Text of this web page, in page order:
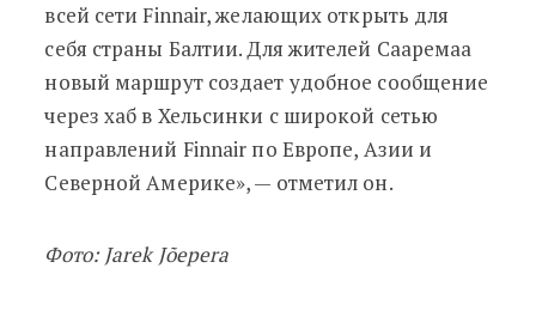
всей сети Finnair, желающих открыть для
себя страны Балтии. Для жителей Сааремаа
новый маршрут создает удобное сообщение
через хаб в Хельсинки с широкой сетью
направлений Finnair по Европе, Азии и
Северной Америке», — отметил он.
Фото: Jarek Jõepera